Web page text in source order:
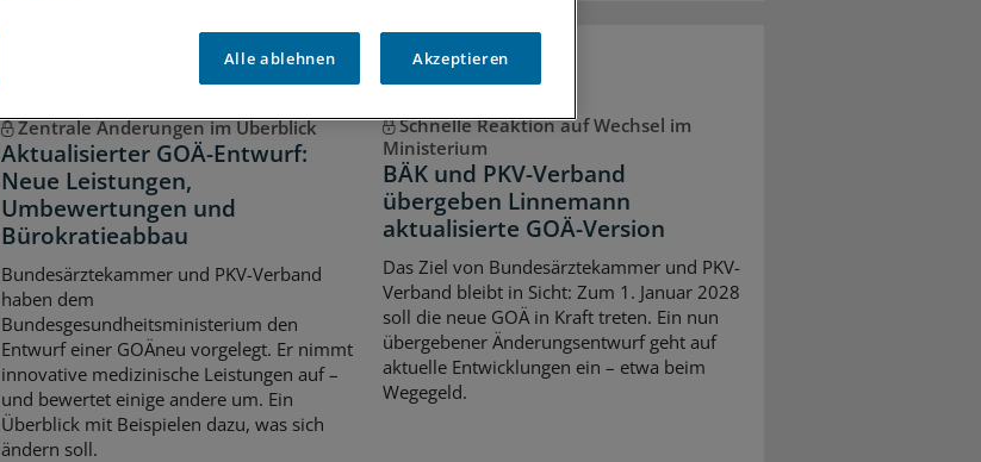
Zentrale Änderungen im Überblick
Aktualisierter GOÄ-Entwurf:
Neue Leistungen,
Umbewertungen und
Bürokratieabbau
Bundesärztekammer und PKV-Verband
haben dem
Bundesgesundheitsministerium den
Entwurf einer GOÄneu vorgelegt. Er nimmt
innovative medizinische Leistungen auf –
und bewertet einige andere um. Ein
Überblick mit Beispielen dazu, was sich
ändern soll.
Schnelle Reaktion auf Wechsel im
Ministerium
BÄK und PKV-Verband
übergeben Linnemann
aktualisierte GOÄ-Version
Das Ziel von Bundesärztekammer und PKV-
Verband bleibt in Sicht: Zum 1. Januar 2028
soll die neue GOÄ in Kraft treten. Ein nun
übergebener Änderungsentwurf geht auf
aktuelle Entwicklungen ein – etwa beim
Wegegeld.
Alle ablehnen Akzeptieren